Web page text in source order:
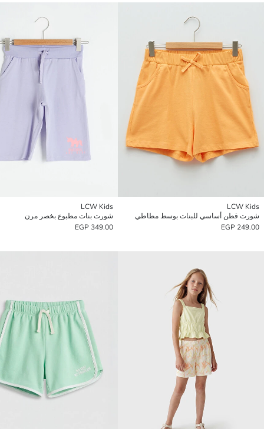
LCW Kids
شورت قطن أساسي للبنات بوسط مطاطي
249.00 EGP
LCW Kids
شورت بنات مطبوع بخصر مرن
349.00 EGP